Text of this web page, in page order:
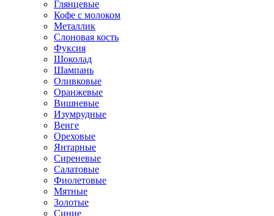
Глянцевые
Кофе с молоком
Металлик
Слоновая кость
Фуксия
Шоколад
Шампань
Оливковые
Оранжевые
Вишневые
Изумрудные
Венге
Ореховые
Янтарные
Сиреневые
Салатовые
Фиолетовые
Мятные
Золотые
Синие